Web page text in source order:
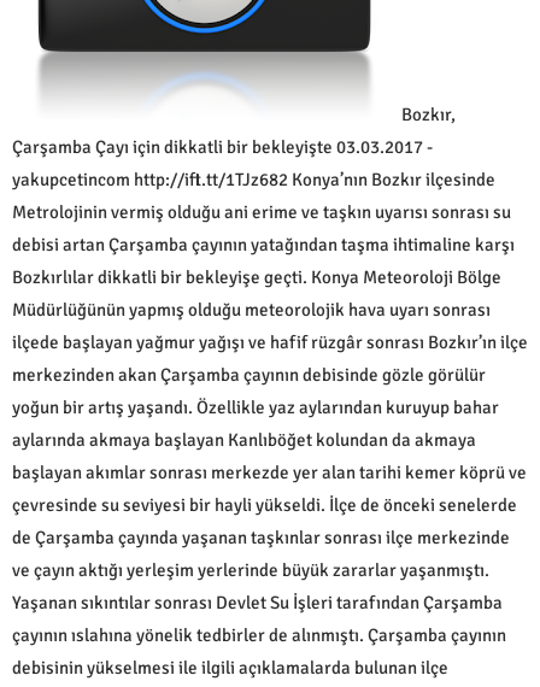
Bozkır,
Çarşamba Çayı için dikkatli bir bekleyişte 03.03.2017 -
yakupcetincom http://ift.tt/1TJz682 Konya’nın Bozkır ilçesinde
Metrolojinin vermiş olduğu ani erime ve taşkın uyarısı sonrası su
debisi artan Çarşamba çayının yatağından taşma ihtimaline karşı
Bozkırlılar dikkatli bir bekleyişe geçti. Konya Meteoroloji Bölge
Müdürlüğünün yapmış olduğu meteorolojik hava uyarı sonrası
ilçede başlayan yağmur yağışı ve hafif rüzgâr sonrası Bozkır’ın ilçe
merkezinden akan Çarşamba çayının debisinde gözle görülür
yoğun bir artış yaşandı. Özellikle yaz aylarından kuruyup bahar
aylarında akmaya başlayan Kanlıböğet kolundan da akmaya
başlayan akımlar sonrası merkezde yer alan tarihi kemer köprü ve
çevresinde su seviyesi bir hayli yükseldi. İlçe de önceki senelerde
de Çarşamba çayında yaşanan taşkınlar sonrası ilçe merkezinde
ve çayın aktığı yerleşim yerlerinde büyük zararlar yaşanmıştı.
Yaşanan sıkıntılar sonrası Devlet Su İşleri tarafından Çarşamba
çayının ıslahına yönelik tedbirler de alınmıştı. Çarşamba çayının
debisinin yükselmesi ile ilgili açıklamalarda bulunan ilçe